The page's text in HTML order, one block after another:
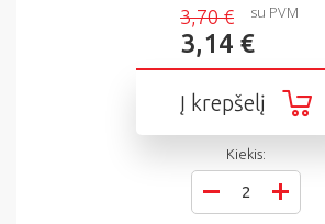
3,70 €
3,14 €
su PVM
Į krepšelį
Kiekis: